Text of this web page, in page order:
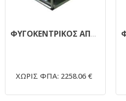
ΦΥΓΟΚΕΝΤΡΙΚΟΣ ΑΠΟΡΡΟΦΗΤΗΡΑΣ ΜΟΝΗΣ ΑΝΑΡΡΟΦΗΣΗΣ ΗΧΟΜΟΝΩΜΕΝΟΣ 1450RPM - Φ500 10ΗΡ 380V
ΧΩΡΙΣ ΦΠΑ: 2258.06 €